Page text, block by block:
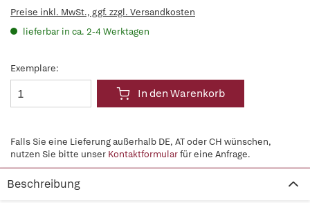
Preise inkl. MwSt., ggf. zzgl. Versandkosten
lieferbar in ca. 2-4 Werktagen
Exemplare:
In den Warenkorb
Falls Sie eine Lieferung außerhalb DE, AT oder CH wünschen,
nutzen Sie bitte unser Kontaktformularfür eine Anfrage.
Beschreibung